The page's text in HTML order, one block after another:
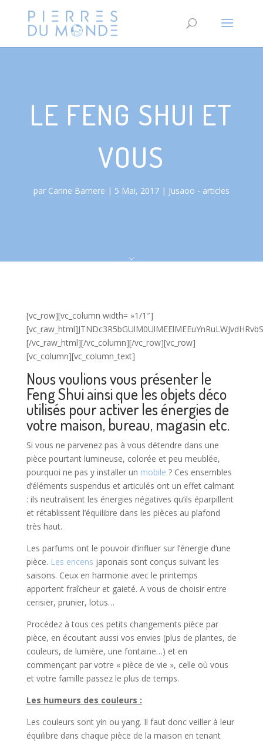
LE FENG SHUI ET
VOUS
par Carine Barriere 5 Mai, 2017 Jusaoo - articles
[vc_row][vc_column width= »1/1″]
[/vc_raw_html][/vc_column][/vc_row][vc_row]
[vc_column][vc_column_text]
Nous voulions vous présenter le
Feng Shui ainsi que les objets déco
utilisés pour activer les énergies de
votre maison, bureau, magasin etc.
Si vous ne parvenez pas à vous détendre dans une
pièce pourtant lumineuse, colorée et peu meublée,
pourquoi ne pas y installer un mobile ? Ces ensembles
d’éléments suspendus et articulés ont un effet calmant
: ils neutralisent les énergies négatives qu’ils éparpillent
et rétablissent l’équilibre dans les pièces au plafond
très haut.
Les parfums ont le pouvoir d’influer sur l’énergie d’une
pièce. Les encens japonais sont conçus suivant les
saisons. Ceux en harmonie avec le printemps
apportent fraîcheur et gaieté. A vous de choisir entre
cerisier, prunier, lotus…
Procédez à tous ces petits changements pièce par
pièce, en écoutant aussi vos envies (plus de plantes, de
couleurs, de lumière, une fontaine…) et en
commençant par votre « pièce de vie », celle où vous
et votre famille passez le plus de temps.
Les humeurs des couleurs :
Les couleurs sont yin ou yang. Il faut donc veiller à leur
équilibre dans chaque pièce de la maison en tenant